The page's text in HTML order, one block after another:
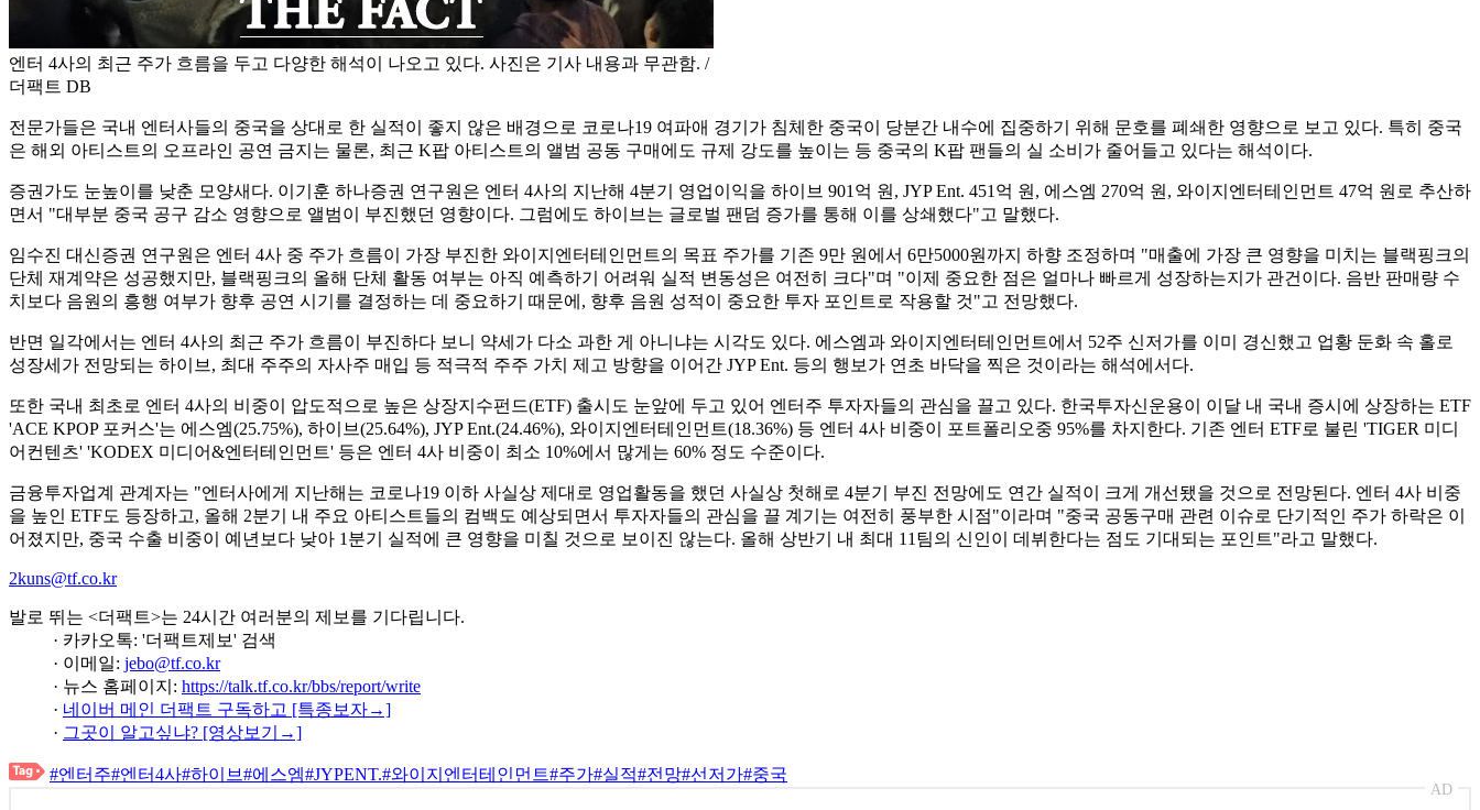
엔터 4사의 최근 주가 흐름을 두고 다양한 해석이 나오고 있다. 사진은 기사 내용과 무관함. /
더팩트 DB
전문가들은 국내 엔터사들의 중국을 상대로 한 실적이 좋지 않은 배경으로 코로나19 여파애 경기가 침체한 중국이 당분간 내수에 집중하기 위해 문호를 폐쇄한 영향으로 보고 있다. 특히 중국
은 해외 아티스트의 오프라인 공연 금지는 물론, 최근 K팝 아티스트의 앨범 공동 구매에도 규제 강도를 높이는 등 중국의 K팝 팬들의 실 소비가 줄어들고 있다는 해석이다.
증권가도 눈높이를 낮춘 모양새다. 이기훈 하나증권 연구원은 엔터 4사의 지난해 4분기 영업이익을 하이브 901억 원, JYP Ent. 451억 원, 에스엠 270억 원, 와이지엔터테인먼트 47억 원로 추산하
면서 "대부분 중국 공구 감소 영향으로 앨범이 부진했던 영향이다. 그럼에도 하이브는 글로벌 팬덤 증가를 통해 이를 상쇄했다"고 말했다.
임수진 대신증권 연구원은 엔터 4사 중 주가 흐름이 가장 부진한 와이지엔터테인먼트의 목표 주가를 기존 9만 원에서 6만5000원까지 하향 조정하며 "매출에 가장 큰 영향을 미치는 블랙핑크의
단체 재계약은 성공했지만, 블랙핑크의 올해 단체 활동 여부는 아직 예측하기 어려워 실적 변동성은 여전히 크다"며 "이제 중요한 점은 얼마나 빠르게 성장하는지가 관건이다. 음반 판매량 수
치보다 음원의 흥행 여부가 향후 공연 시기를 결정하는 데 중요하기 때문에, 향후 음원 성적이 중요한 투자 포인트로 작용할 것"고 전망했다.
반면 일각에서는 엔터 4사의 최근 주가 흐름이 부진하다 보니 약세가 다소 과한 게 아니냐는 시각도 있다. 에스엠과 와이지엔터테인먼트에서 52주 신저가를 이미 경신했고 업황 둔화 속 홀로
성장세가 전망되는 하이브, 최대 주주의 자사주 매입 등 적극적 주주 가치 제고 방향을 이어간 JYP Ent. 등의 행보가 연초 바닥을 찍은 것이라는 해석에서다.
또한 국내 최초로 엔터 4사의 비중이 압도적으로 높은 상장지수펀드(ETF) 출시도 눈앞에 두고 있어 엔터주 투자자들의 관심을 끌고 있다. 한국투자신운용이 이달 내 국내 증시에 상장하는 ETF
'ACE KPOP 포커스'는 에스엠(25.75%), 하이브(25.64%), JYP Ent.(24.46%), 와이지엔터테인먼트(18.36%) 등 엔터 4사 비중이 포트폴리오중 95%를 차지한다. 기존 엔터 ETF로 불린 'TIGER 미디
어컨텐츠' 'KODEX 미디어&엔터테인먼트' 등은 엔터 4사 비중이 최소 10%에서 많게는 60% 정도 수준이다.
금융투자업계 관계자는 "엔터사에게 지난해는 코로나19 이하 사실상 제대로 영업활동을 했던 사실상 첫해로 4분기 부진 전망에도 연간 실적이 크게 개선됐을 것으로 전망된다. 엔터 4사 비중
을 높인 ETF도 등장하고, 올해 2분기 내 주요 아티스트들의 컴백도 예상되면서 투자자들의 관심을 끌 계기는 여전히 풍부한 시점"이라며 "중국 공동구매 관련 이슈로 단기적인 주가 하락은 이
어졌지만, 중국 수출 비중이 예년보다 낮아 1분기 실적에 큰 영향을 미칠 것으로 보이진 않는다. 올해 상반기 내 최대 11팀의 신인이 데뷔한다는 점도 기대되는 포인트"라고 말했다.
2kuns@tf.co.kr
발로 뛰는 <더팩트>는 24시간 여러분의 제보를 기다립니다.
· 카카오톡: '더팩트제보' 검색
· 이메일: jebo@tf.co.kr
· 뉴스 홈페이지: https://talk.tf.co.kr/bbs/report/write
· 네이버 메인 더팩트 구독하고 [특종보자→]
· 그곳이 알고싶냐? [영상보기→]
#엔터주#엔터4사#하이브#에스엠#JYPENT.#와이지엔터테인먼트#주가#실적#전망#선저가#중국
AD